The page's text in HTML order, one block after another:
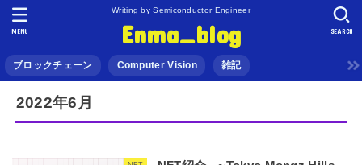
Writing by Semiconductor Engineer
Enma_blog
ブロックチェーン Computer Vision 雑記
SEARCH
MENU
2022年6月